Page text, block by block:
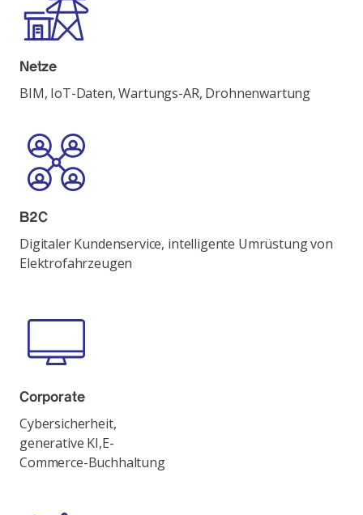
Netze
BIM, IoT-Daten, Wartungs-AR, Drohnenwartung
B2C
Digitaler Kundenservice, intelligente Umrüstung von
Elektrofahrzeugen
Corporate
Cybersicherheit,
generative KI,E-
Commerce-Buchhaltung